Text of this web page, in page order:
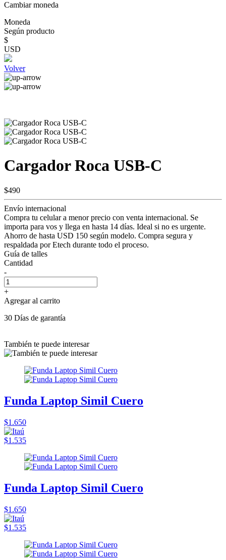
Cambiar moneda
Moneda
Según producto
$
USD
Volver
Cargador Roca USB-C
$490
Envío internacional
Compra tu celular a menor precio con venta internacional. Se
importa para vos y llega en hasta 14 días. Ideal si no es urgente.
Ahorro de hasta USD 150 según modelo. Compra segura y
respaldada por Etech durante todo el proceso.
Guía de talles
Cantidad
-
+
Agregar al carrito
30 Días de garantía
También te puede interesar
Funda Laptop Simil Cuero
$1.650
$1.535
Funda Laptop Simil Cuero
$1.650
$1.535